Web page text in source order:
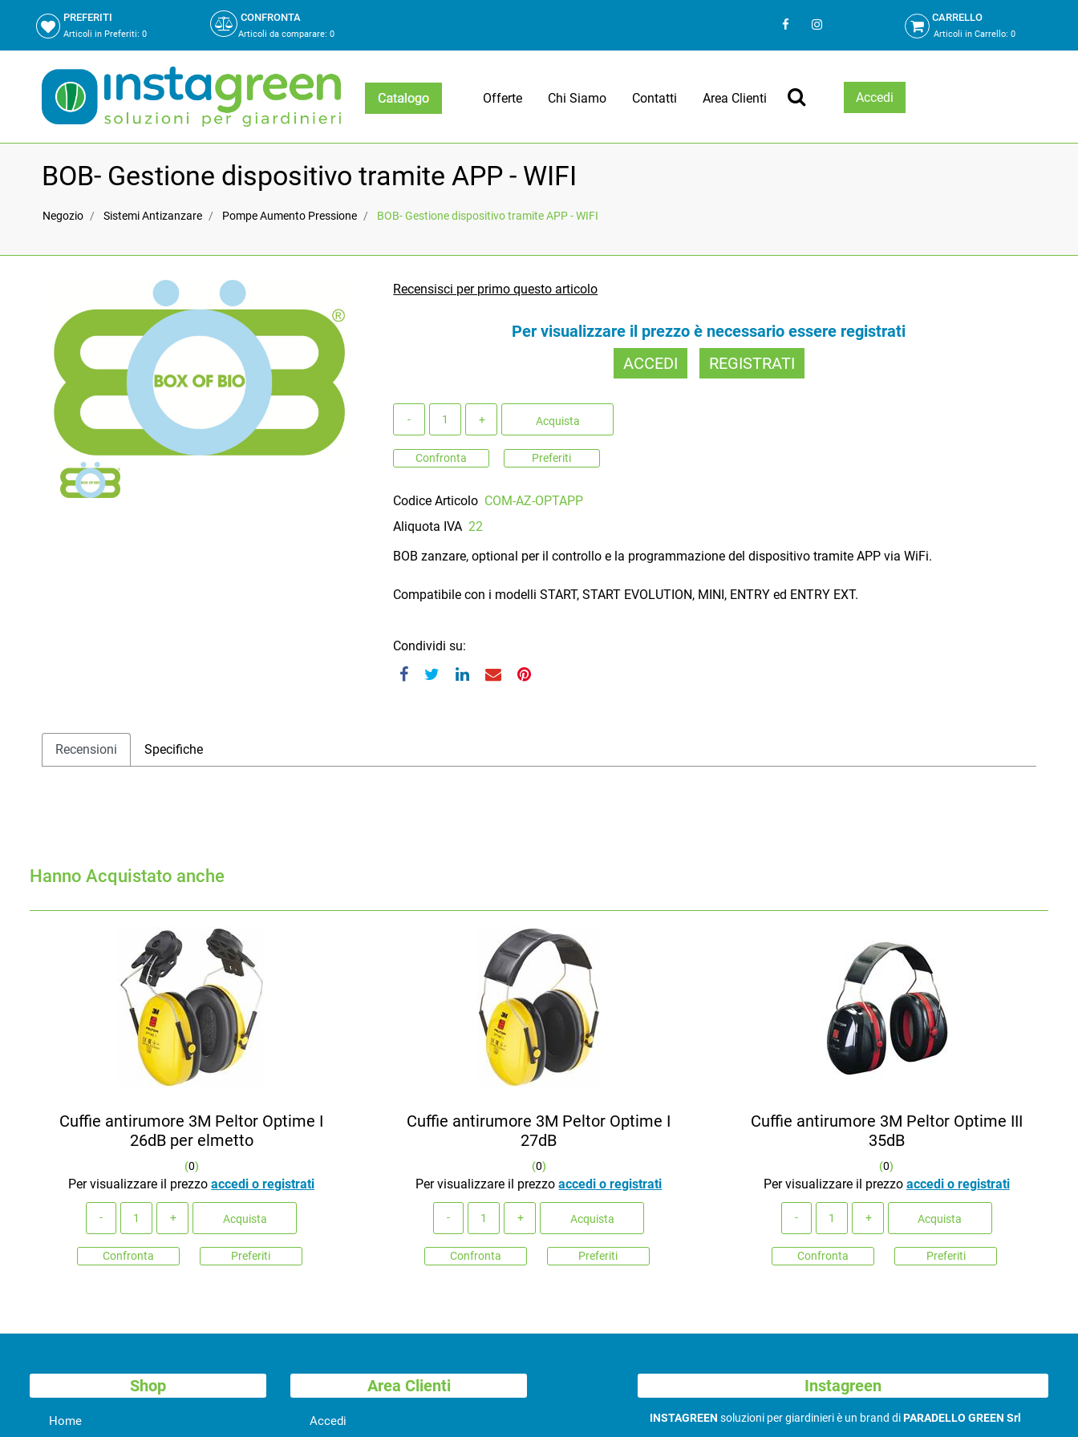
PREFERITI
Articoli in Preferiti: 0
CONFRONTA
Articoli da comparare: 0
CARRELLO
Articoli in Carrello:0
Offerte Chi Siamo Contatti Area Clienti Accedi
BOB- Gestione dispositivo tramite APP - WIFI
Negozio Sistemi Antizanzare Pompe Aumento Pressione BOB- Gestione dispositivo tramite APP - WIFI
Recensisci per primo questo articolo
Per visualizzare il prezzo è necessario essere registrati
ACCEDI
REGISTRATI
Acquista
Confronta Preferiti
Codice Articolo COM-AZ-OPTAPP
Aliquota IVA 22
BOB zanzare, optional per il controllo e la programmazione del dispositivo tramite APP via WiFi.
Compatibile con i modelli START, START EVOLUTION, MINI, ENTRY ed ENTRY EXT.
Condividi su:
Recensioni Specifiche
Hanno Acquistato anche
Cuffie antirumore 3M Peltor Optime I
26dB per elmetto
(0)
Per visualizzare il prezzoaccedi o registrati
Acquista
Confronta Preferiti
Cuffie antirumore 3M Peltor Optime I
27dB
(0)
Per visualizzare il prezzoaccedi o registrati
Acquista
Confronta Preferiti
Cuffie antirumore 3M Peltor Optime III
35dB
(0)
Per visualizzare il prezzo accedi o registrati
Acquista
Confronta Preferiti
Shop
Home
Area Clienti
Accedi
Instagreen
INSTAGREENsoluzioni per giardinieri è un brand diPARADELLO GREEN Srl